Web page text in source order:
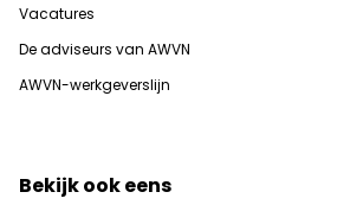
Vacatures
De adviseurs van AWVN
AWVN-werkgeverslijn
Bekijk ook eens